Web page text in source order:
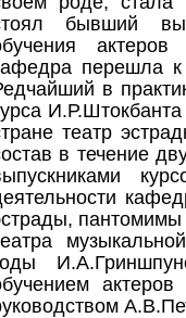
бывший
перешла
в
театр
в течение
пантомимы